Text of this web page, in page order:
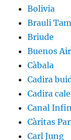
Bolivia
Brauli
Briude
Buenos
Càbala
Cadira
Cadira
Canal
Càritas
Carl Jung